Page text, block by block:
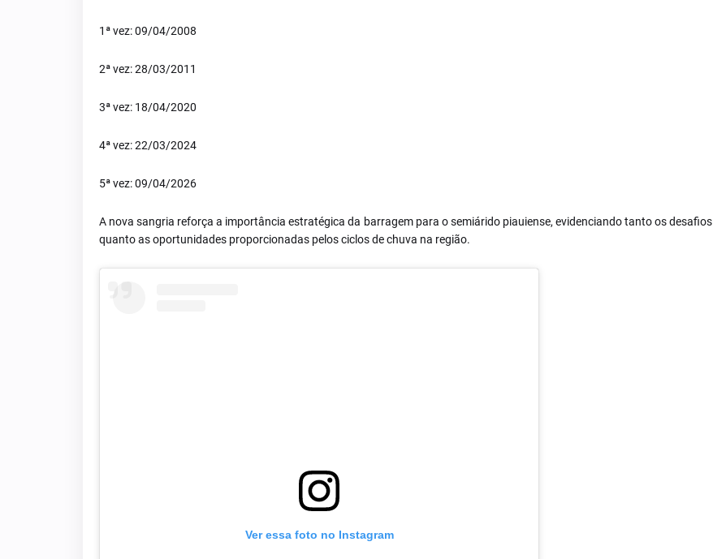
1ª vez: 09/04/2008
2ª vez: 28/03/2011
3ª vez: 18/04/2020
4ª vez: 22/03/2024
5ª vez: 09/04/2026
A nova sangria reforça a importância estratégica da barragem para o semiárido piauiense, evidenciando tanto os desafios
quanto as oportunidades proporcionadas pelos ciclos de chuva na região.
Ver essa foto no Instagram